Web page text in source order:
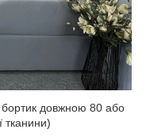
довжною 80 або
тканини)